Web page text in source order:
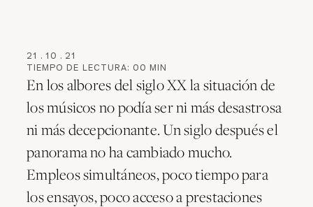
21 . 10 . 21
TIEMPO DE LECTURA: 00 MIN
En los albores del siglo XX la situación de
los músicos no podía ser ni más desastrosa
ni más decepcionante. Un siglo después el
panorama no ha cambiado mucho.
Empleos simultáneos, poco tiempo para
los ensayos, poco acceso a prestaciones